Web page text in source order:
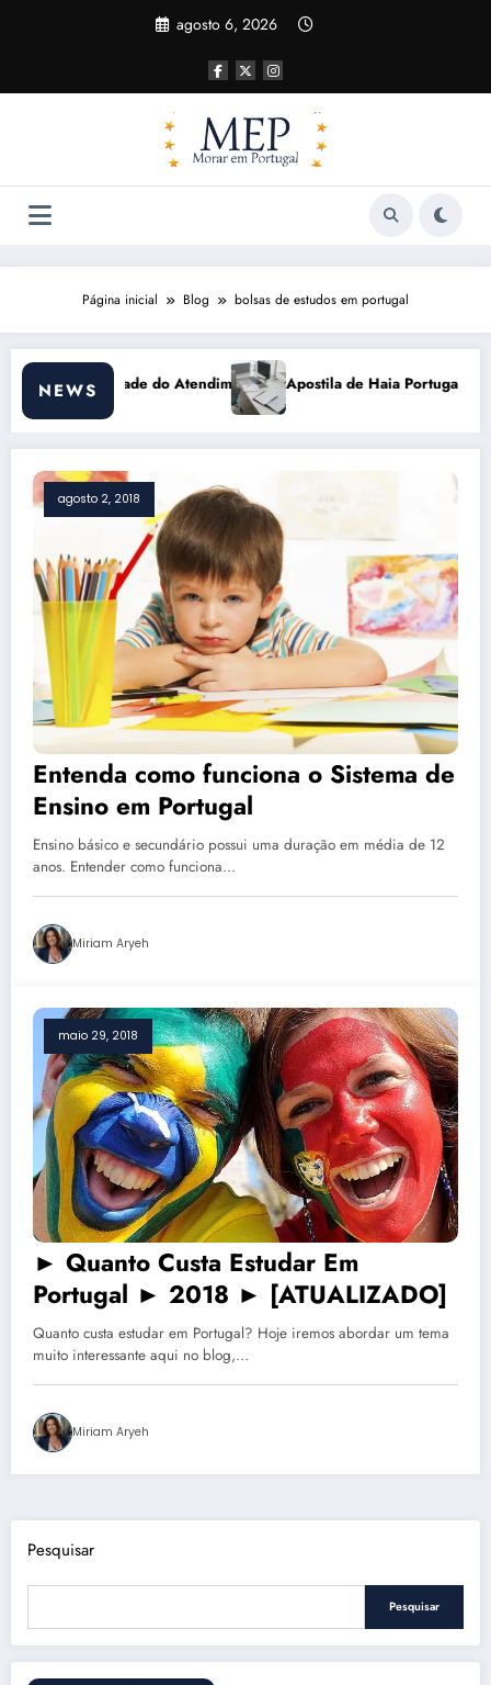
agosto 6, 2026
Página inicial Blog bolsas de estudos em portugal
NEWS
Apostila de Haia Portugal 2026: Efeitos Surpreendentes e
agosto 2, 2018
Entenda como funciona o Sistema de
Ensino em Portugal
Ensino básico e secundário possui uma duração em média de 12
anos. Entender como funciona…
Miriam Aryeh
maio 29, 2018
► Quanto Custa Estudar Em
Portugal ► 2018 ► [ATUALIZADO]
Quanto custa estudar em Portugal? Hoje iremos abordar um tema
muito interessante aqui no blog,…
Miriam Aryeh
Pesquisar
Pesquisar